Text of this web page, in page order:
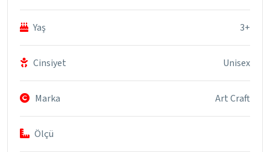
Yaş 3+
Cinsiyet Unisex
Marka Art Craft
Ölçü